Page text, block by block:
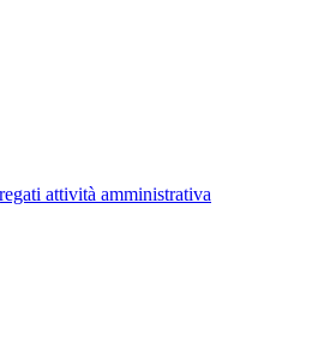
attività amministrativa